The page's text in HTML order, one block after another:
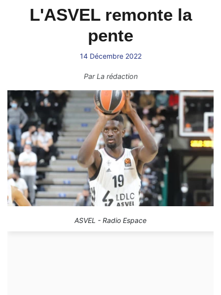
L'ASVEL remonte la
pente
14 Décembre 2022
ParLa rédaction
ASVEL - Radio Espace